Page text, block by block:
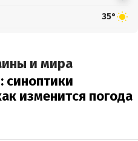
35°
и мира
синоптики
изменится погода